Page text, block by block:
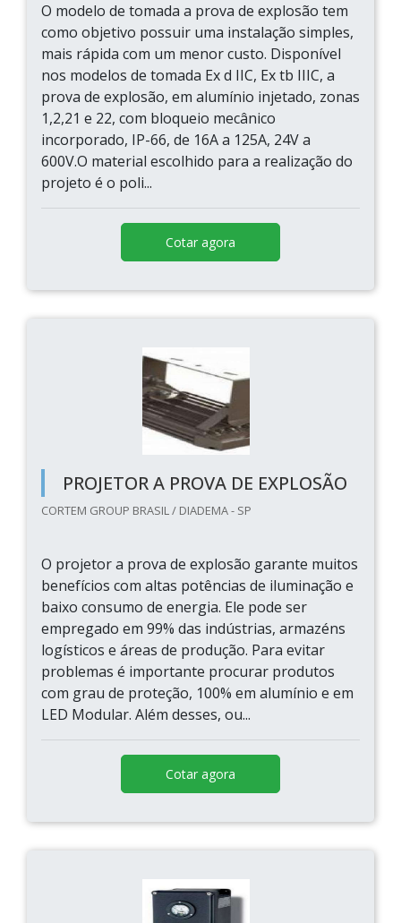
O modelo de tomada a prova de explosão tem
como objetivo possuir uma instalação simples,
mais rápida com um menor custo. Disponível
nos modelos de tomada Ex d IIC, Ex tb IIIC, a
prova de explosão, em alumínio injetado, zonas
1,2,21 e 22, com bloqueio mecânico
incorporado, IP-66, de 16A a 125A, 24V a
600V.O material escolhido para a realização do
projeto é o poli...
Cotar agora
PROJETOR A PROVA DE EXPLOSÃO
CORTEM GROUP BRASIL / DIADEMA - SP
O projetor a prova de explosão garante muitos
benefícios com altas potências de iluminação e
baixo consumo de energia. Ele pode ser
empregado em 99% das indústrias, armazéns
logísticos e áreas de produção. Para evitar
problemas é importante procurar produtos
com grau de proteção, 100% em alumínio e em
LED Modular. Além desses, ou...
Cotar agora